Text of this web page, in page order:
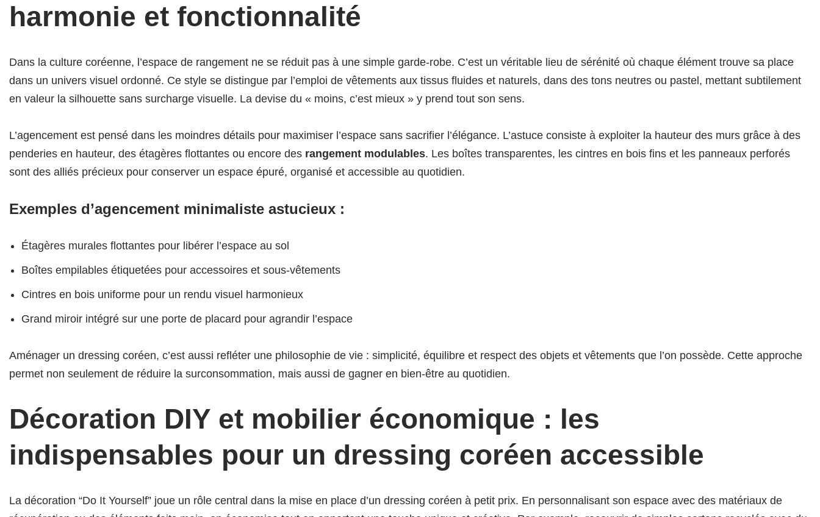
harmonie et fonctionnalité
Dans la culture coréenne, l’espace de rangement ne se réduit pas à une simple garde-robe. C’est un véritable lieu de sérénité où chaque élément trouve sa place
dans un univers visuel ordonné. Ce style se distingue par l’emploi de vêtements aux tissus fluides et naturels, dans des tons neutres ou pastel, mettant subtilement
en valeur la silhouette sans surcharge visuelle. La devise du « moins, c’est mieux » y prend tout son sens.
L’agencement est pensé dans les moindres détails pour maximiser l’espace sans sacrifier l’élégance. L’astuce consiste à exploiter la hauteur des murs grâce à des
penderies en hauteur, des étagères flottantes ou encore des rangement modulables. Les boîtes transparentes, les cintres en bois fins et les panneaux perforés
sont des alliés précieux pour conserver un espace épuré, organisé et accessible au quotidien.
Exemples d’agencement minimaliste astucieux :
Étagères murales flottantes pour libérer l’espace au sol
Boîtes empilables étiquetées pour accessoires et sous-vêtements
Cintres en bois uniforme pour un rendu visuel harmonieux
Grand miroir intégré sur une porte de placard pour agrandir l’espace
Aménager un dressing coréen, c’est aussi refléter une philosophie de vie : simplicité, équilibre et respect des objets et vêtements que l’on possède. Cette approche
permet non seulement de réduire la surconsommation, mais aussi de gagner en bien-être au quotidien.
Décoration DIY et mobilier économique : les
indispensables pour un dressing coréen accessible
La décoration “Do It Yourself” joue un rôle central dans la mise en place d’un dressing coréen à petit prix. En personnalisant son espace avec des matériaux de